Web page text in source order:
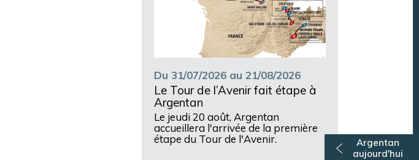
Argentan
aujourd'hui
Du 31/07/2026 au 21/08/2026
Le Tour de l’Avenir fait étape à
Argentan
Le jeudi 20 août, Argentan
accueillera l'arrivée de la première
étape du Tour de l'Avenir.